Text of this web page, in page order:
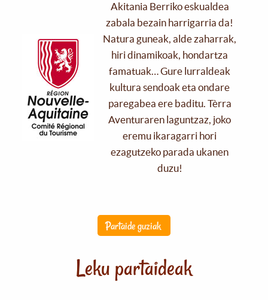
Akitania Berriko eskualdea
zabala bezain harrigarria da!
Natura guneak, alde zaharrak,
hiri dinamikoak, hondartza
famatuak… Gure lurraldeak
kultura sendoak eta ondare
paregabea ere baditu. Tèrra
Aventuraren laguntzaz, joko
eremu ikaragarri hori
ezagutzeko parada ukanen
duzu!
Partaide guziak
Leku partaideak